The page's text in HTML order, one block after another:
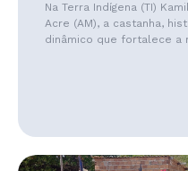
Na Terra Indígena (TI)
Acre (AM), a castanha,
dinâmico que fortalece a